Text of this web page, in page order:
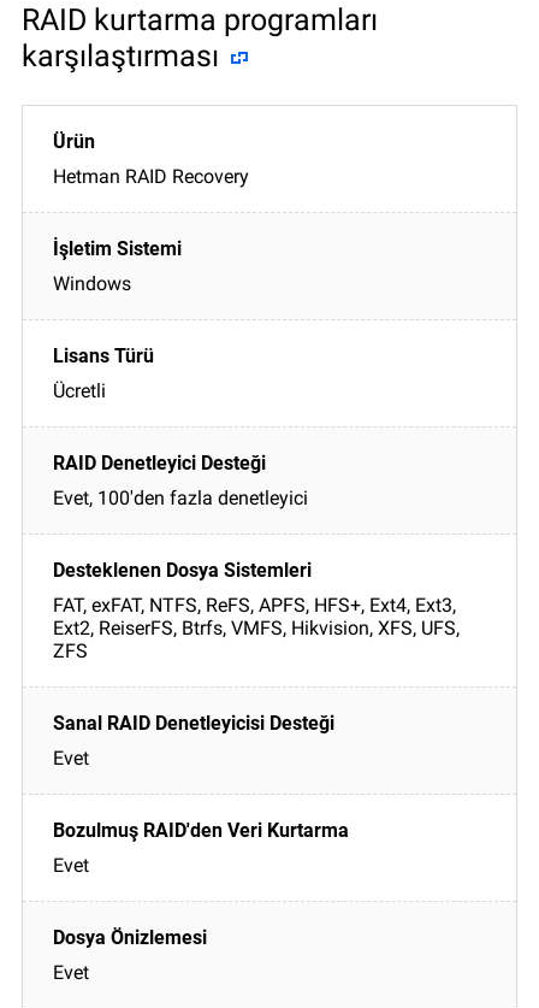
RAID kurtarma programları
karşılaştırması
Hetman RAID Recovery
Windows
Ücretli
Evet, 100'den fazla denetleyici
FAT, exFAT, NTFS, ReFS, APFS, HFS+, Ext4, Ext3,
Ext2, ReiserFS, Btrfs, VMFS, Hikvision, XFS, UFS,
ZFS
Evet
Evet
Evet